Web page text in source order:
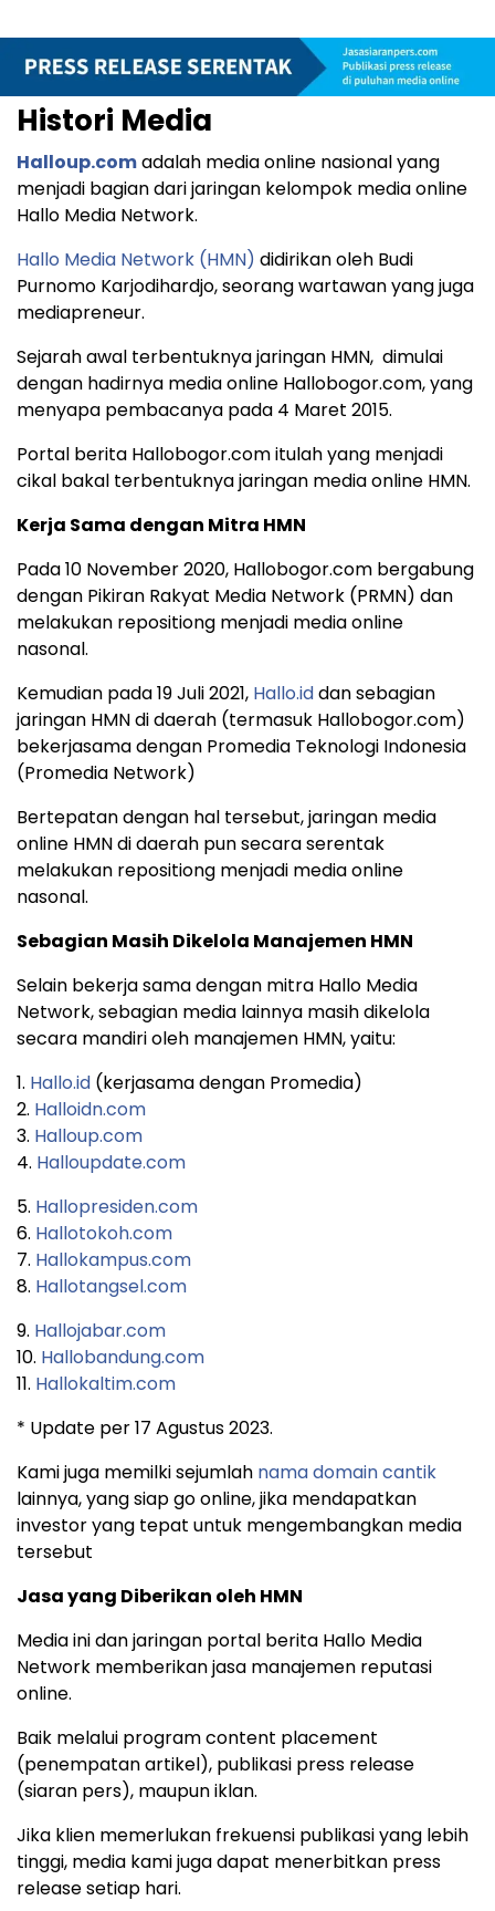
Histori Media
Halloup.comadalah media online nasional yang
menjadi bagian dari jaringan kelompok media online
Hallo Media Network.
Hallo Media Network (HMN) didirikan oleh Budi
Purnomo Karjodihardjo, seorang wartawan yang juga
mediapreneur.
Sejarah awal terbentuknya jaringan HMN, dimulai
dengan hadirnya media online Hallobogor.com, yang
menyapa pembacanya pada 4 Maret 2015.
Portal berita Hallobogor.com itulah yang menjadi
cikal bakal terbentuknya jaringan media online HMN.
Kerja Sama dengan Mitra HMN
Pada 10 November 2020, Hallobogor.com bergabung
dengan Pikiran Rakyat Media Network (PRMN) dan
melakukan repositiong menjadi media online
nasonal.
Kemudian pada 19 Juli 2021, Hallo.iddan sebagian
jaringan HMN di daerah (termasuk Hallobogor.com)
bekerjasama dengan Promedia Teknologi Indonesia
(Promedia Network)
Bertepatan dengan hal tersebut, jaringan media
online HMN di daerah pun secara serentak
melakukan repositiong menjadi media online
nasonal.
Sebagian Masih Dikelola Manajemen HMN
Selain bekerja sama dengan mitra Hallo Media
Network, sebagian media lainnya masih dikelola
secara mandiri oleh manajemen HMN, yaitu:
1. Hallo.id (kerjasama dengan Promedia)
2. Halloidn.com
3. Halloup.com
4. Halloupdate.com
5. Hallopresiden.com
6. Hallotokoh.com
7. Hallokampus.com
8. Hallotangsel.com
9. Hallojabar.com
10. Hallobandung.com
11. Hallokaltim.com
* Update per 17 Agustus 2023.
Kami juga memilki sejumlah nama domain cantik
lainnya, yang siap go online, jika mendapatkan
investor yang tepat untuk mengembangkan media
tersebut
Jasa yang Diberikan oleh HMN
Media ini dan jaringan portal berita Hallo Media
Network memberikan jasa manajemen reputasi
online.
Baik melalui program content placement
(penempatan artikel), publikasi press release
(siaran pers), maupun iklan.
Jika klien memerlukan frekuensi publikasi yang lebih
tinggi, media kami juga dapat menerbitkan press
release setiap hari.